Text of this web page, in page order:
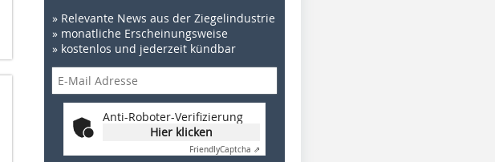
» Relevante News aus der Ziegelindustrie
» monatliche Erscheinungsweise
» kostenlos und jederzeit kündbar
Anti-Roboter-Verifizierung
Hier klicken
FriendlyCaptcha ⇗